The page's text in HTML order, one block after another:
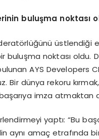
buluşma noktası
üstlendiği
buluşma noktası
AYS Developers
Bir dünya rekoru
imza atmaktan
yaptı: “Bu
aynı amaç etrafında